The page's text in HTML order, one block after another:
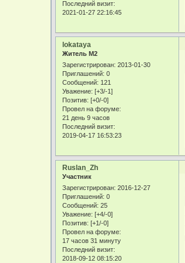
Последний визит:
2021-01-27 22:16:45
lokataya
Житель М2
Зарегистрирован: 2013-01-30
Приглашений: 0
Сообщений: 121
Уважение: [+3/-1]
Позитив: [+0/-0]
Провел на форуме:
21 день 9 часов
Последний визит:
2019-04-17 16:53:23
Ruslan_Zh
Участник
Зарегистрирован: 2016-12-27
Приглашений: 0
Сообщений: 25
Уважение: [+4/-0]
Позитив: [+1/-0]
Провел на форуме:
17 часов 31 минуту
Последний визит:
2018-09-12 08:15:20